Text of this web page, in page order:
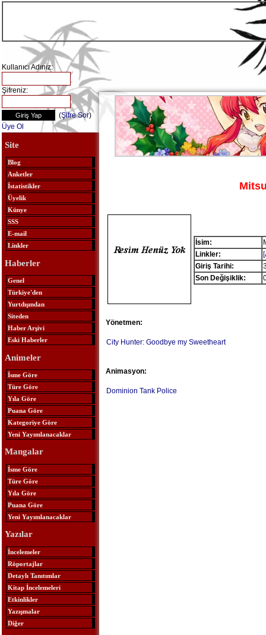
Kullanıcı Adınız:
Şifreniz:
(Şifre Sor)
Üye Ol
Site
Blog
Anketler
İstatistikler
Üyelik
Künye
SSS
E-mail
Linkler
Haberler
Genel
Türkiye'den
Yurtdışından
Siteden
Haber Arşivi
Eski Haberler
Animeler
İsme Göre
Türe Göre
Yıla Göre
Puana Göre
Kategoriye Göre
Yeni Yayımlanacaklar
Mangalar
İsme Göre
Türe Göre
Yıla Göre
Puana Göre
Yeni Yayımlanacaklar
Yazılar
İncelemeler
Röportajlar
Detaylı Tanıtımlar
Kitap İncelemeleri
Etkinlikler
Yazışmalar
Diğer
İsim:
Linkler:
Giriş Tarihi:
Son Değişiklik:
Yönetmen:
City Hunter: Goodbye my Sweetheart
Animasyon:
Dominion Tank Police